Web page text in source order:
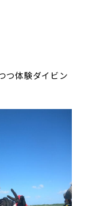
つ体験ダイビン